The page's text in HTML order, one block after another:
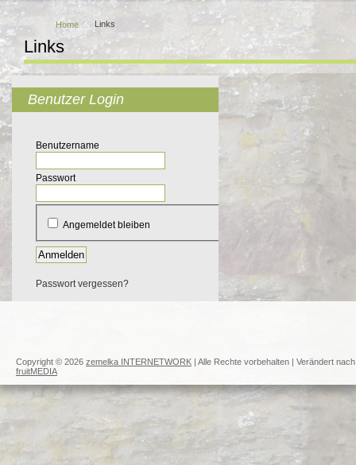
Home Links
Links
Benutzer Login
Benutzername
Passwort
Angemeldet bleiben
Anmelden
Passwort vergessen?
Copyright © 2026 zemelka INTERNETWORK | Alle Rechte vorbehalten | Verändert nach
fruitMEDIA